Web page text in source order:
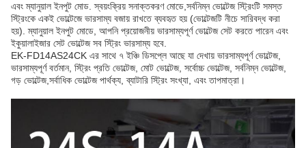
এবং ম্যানুয়াল ইনপুট মোড. স্বয়ংক্রিয় সনাক্তকরণ মোডে,সর্বনিম্ন ভোল্টেজ স্ট্রিংটি সমস্ত
স্ট্রিংকে একই ভোল্টেজে ভারসাম্য বজায় রাখতে ব্যবহৃত হয় (ভোল্টেজটি নীচে সারিবদ্ধ করা
হয়). ম্যানুয়াল ইনপুট মোডে, আপনি প্রয়োজনীয় ভারসাম্যপূর্ণ ভোল্টেজ সেট করতে পারেন এবং
ইকুয়ালাইজার সেট ভোল্টেজ সব স্ট্রিং ভারসাম্য হবে.
EK-FD14AS24CK এর সাথে ৭ ইঞ্চি ডিসপ্লে আছে যা দেখায় ভারসাম্যপূর্ণ ভোল্টেজ,
ভারসাম্যপূর্ণ বর্তমান, স্ট্রিং প্রতি ভোল্টেজ, মোট ভোল্টেজ, সর্বোচ্চ ভোল্টেজ, সর্বনিম্ন ভোল্টেজ,
গড় ভোল্টেজ,সর্বাধিক ভোল্টেজ পার্থক্য, ব্যাটারি স্ট্রিং সংখ্যা, এবং তাপমাত্রা।